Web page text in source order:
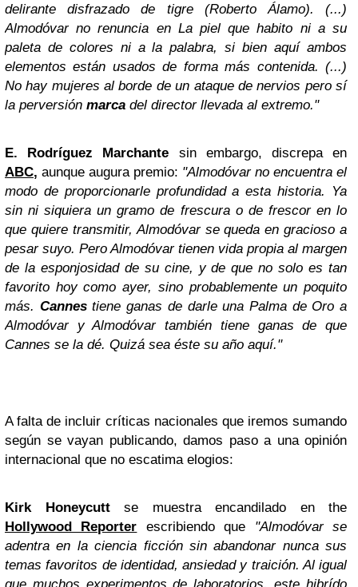
delirante disfrazado de tigre (Roberto Álamo). (...)
Almodóvar no renuncia en La piel que habito ni a su
paleta de colores ni a la palabra, si bien aquí ambos
elementos están usados de forma más contenida. (...)
No hay mujeres al borde de un ataque de nervios pero sí
la perversión marca del director llevada al extremo."
E. Rodríguez Marchante sin embargo, discrepa en
ABC, aunque augura premio: "Almodóvar no encuentra el
modo de proporcionarle profundidad a esta historia. Ya
sin ni siquiera un gramo de frescura o de frescor en lo
que quiere transmitir, Almodóvar se queda en gracioso a
pesar suyo. Pero Almodóvar tienen vida propia al margen
de la esponjosidad de su cine, y de que no solo es tan
favorito hoy como ayer, sino probablemente un poquito
más. Cannestiene ganas de darle una Palma de Oro a
Almodóvar y Almodóvar también tiene ganas de que
Cannes se la dé. Quizá sea éste su año aquí."
A falta de incluir críticas nacionales que iremos sumando
según se vayan publicando, damos paso a una opinión
internacional que no escatima elogios:
Kirk Honeycutt se muestra encandilado en the
Hollywood Reporter escribiendo que "Almodóvar se
adentra en la ciencia ficción sin abandonar nunca sus
temas favoritos de identidad, ansiedad y traición. Al igual